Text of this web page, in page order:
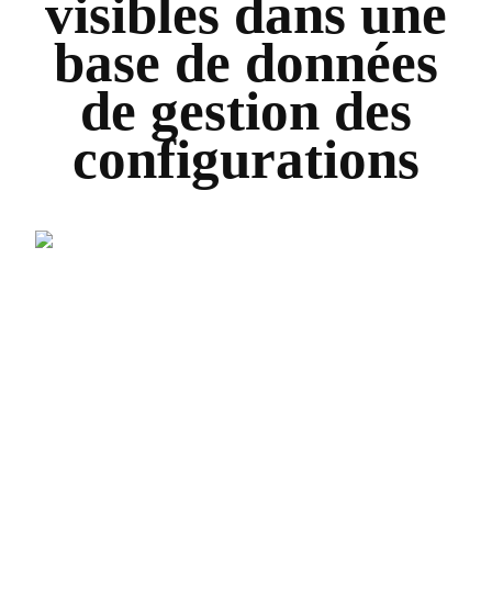
visibles dans une
base de données
de gestion des
configurations